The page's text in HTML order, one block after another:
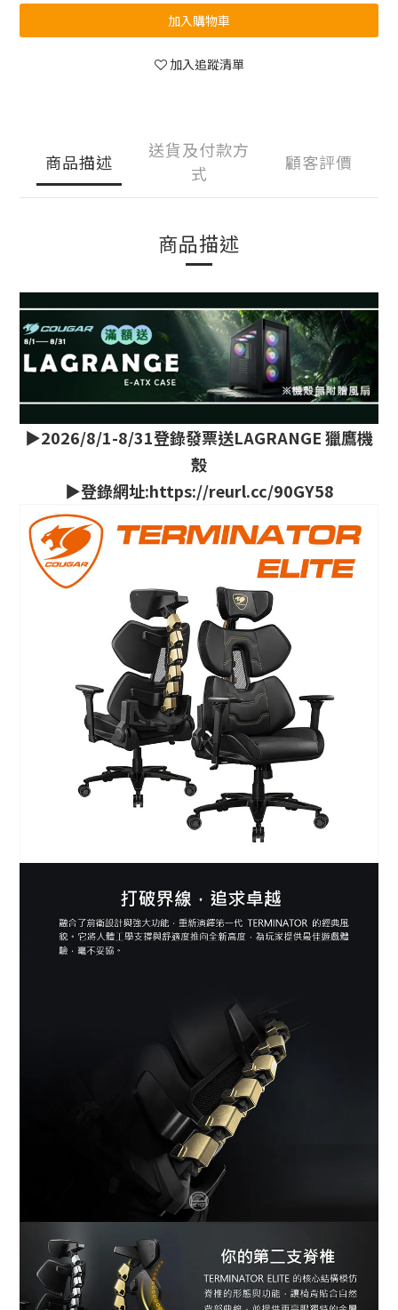
加入購物車
加入追蹤清單
商品描述
送貨及付款方
式
顧客評價
商品描述
▶️2026/8/1-8/31登錄發票送LAGRANGE 獵鷹機
殼
▶️登錄網址:https://reurl.cc/90GY58